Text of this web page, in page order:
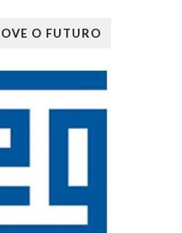
O FUTURO